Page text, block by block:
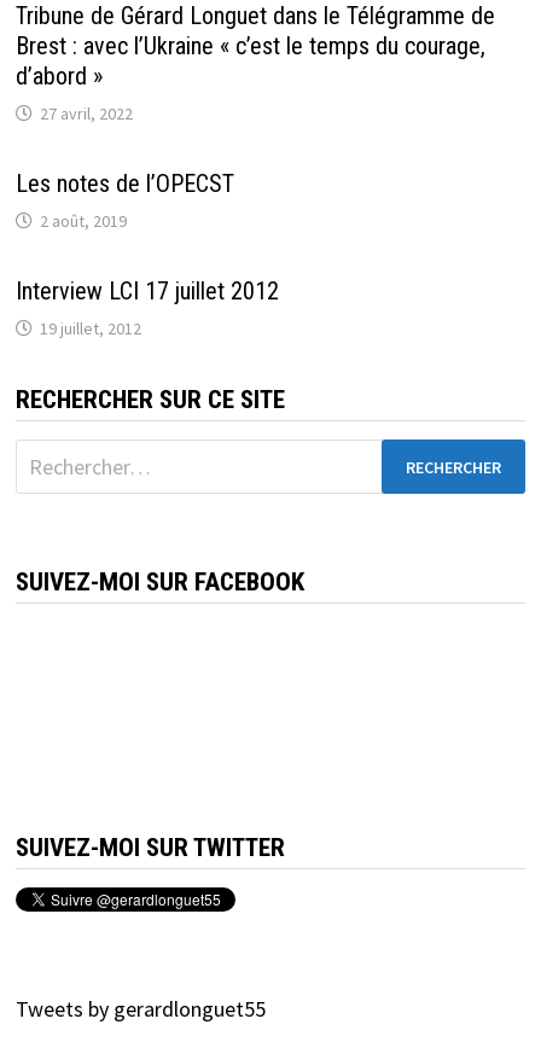
Tribune de Gérard Longuet dans le Télégramme de
Brest : avec l’Ukraine « c’est le temps du courage,
d’abord »
27 avril, 2022
Les notes de l’OPECST
2 août, 2019
Interview LCI 17 juillet 2012
19 juillet, 2012
RECHERCHER SUR CE SITE
Rechercher :
SUIVEZ-MOI SUR FACEBOOK
SUIVEZ-MOI SUR TWITTER
Tweets by gerardlonguet55